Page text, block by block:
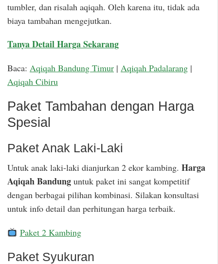
tumbler, dan risalah aqiqah. Oleh karena itu, tidak ada
biaya tambahan mengejutkan.
Tanya Detail Harga Sekarang
Baca: Aqiqah Bandung Timur | Aqiqah Padalarang |
Aqiqah Cibiru
Paket Tambahan dengan Harga
Spesial
Paket Anak Laki-Laki
Untuk anak laki-laki dianjurkan 2 ekor kambing. Harga
Aqiqah Bandung untuk paket ini sangat kompetitif
dengan berbagai pilihan kombinasi. Silakan konsultasi
untuk info detail dan perhitungan harga terbaik.
Paket 2 Kambing
Paket Syukuran